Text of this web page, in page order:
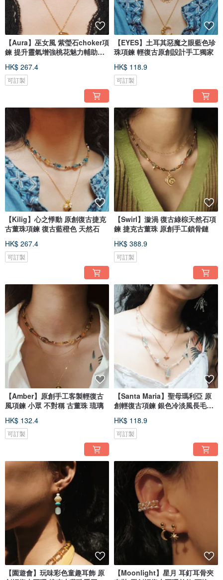
【Aura】巫女風 紫瑩石choker項
鍊 提升靈氣增強桃花魅力輔助靜
HK$ 267.4
可訂製
【EYES】土耳其惡魔之眼藍色珍
珠項鍊 輕復古原創設計手工獨家
HK$ 118.9
可訂製
【Kilig】心之悸動 原創復古捷克
古董珠項鍊 復古藍橙色 天然石
HK$ 267.4
可訂製
【Swirl】漩渦 復古綠棕天然石項
鍊 捷克古董珠 原創手工鎖骨鏈
HK$ 388.9
可訂製
【Amber】原創手工客製輕復古
風項鍊 小眾 不對稱 古董珠 琉璃
HK$ 132.4
可訂製
【Santa Maria】聖母瑪利亞 原
創輕復古項鍊 銀色冷淡風長毛衣
HK$ 118.9
可訂製
【園遊會】玩味彩色童趣耳飾 原
【Moonlight】星月 耳釘耳骨夾